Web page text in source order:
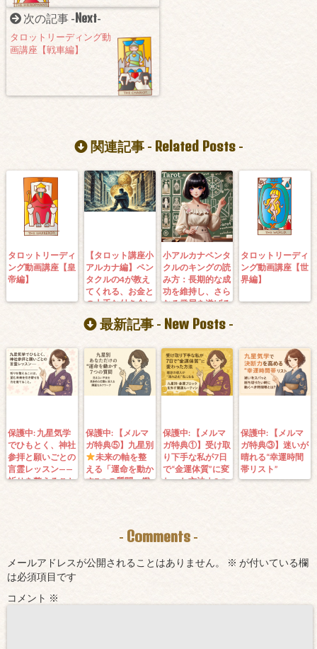
次の記事 - Next-
タロットリーディング動
画講座【戦車編】
関連記事 - Related Posts-
タロットリーディ
ング動画講座【皇
帝編】
【タロット講座小
アルカナ編】ペン
タクルの4が教え
てくれる、お金と
の上手な付き合い
方
小アルカナペンタ
クルのキングの読
み方：長期的な成
功を維持し、さら
なる発展を遂げる
ための戦略
タロットリーディ
ング動画講座【世
界編】
最新記事 - New Posts -
保護中: 九星気学
でひもとく、神社
参拝と願いごとの
言霊レッスン——
祈りを整えること
保護中: 【メルマ
ガ特典⑤】九星別
未来の軸を整
える「運命を動か
す7つの質問」鑑
保護中: 【メルマ
ガ特典①】受け取
り下手な私が7日
で“金運体質”に変
わった方法｜3つ
運ブロックを外す
開運ルーティン〜
保護中: 【メルマ
ガ特典③】迷いが
晴れる“幸運時間
帯リスト”
- Comments -
メールアドレスが公開されることはありません。 ※ が付いている欄
は必須項目です
コメント ※